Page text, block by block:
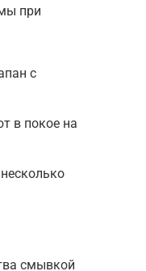
при
с
в покое на
смывкой